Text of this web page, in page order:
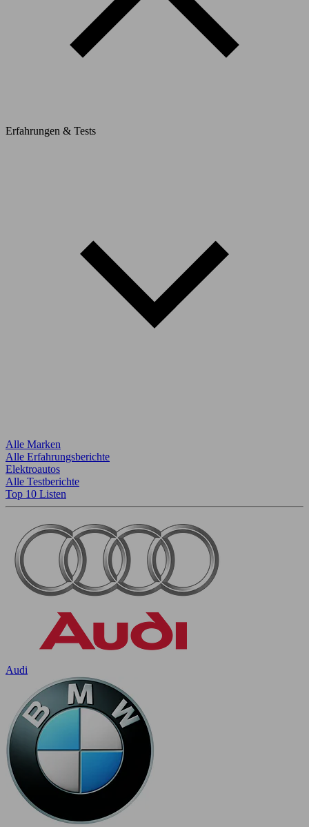
Erfahrungen & Tests
Alle Marken
Alle Erfahrungsberichte
Elektroautos
Alle Testberichte
Top 10 Listen
Audi